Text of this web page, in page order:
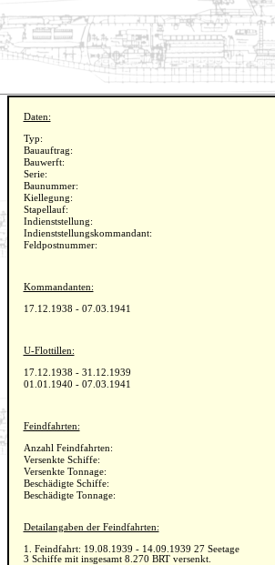
Daten:
Typ:
Bauauftrag:
Bauwerft:
Serie:
Baunummer:
Kiellegung:
Stapellauf:
Indienststellung:
Indienststellungskommandant:
Feldpostnummer:
Kommandanten:
17.12.1938 - 07.03.1941
U-Flottillen:
17.12.1938 - 31.12.1939
01.01.1940 - 07.03.1941
Feindfahrten:
Anzahl Feindfahrten:
Versenkte Schiffe:
Versenkte Tonnage:
Beschädigte Schiffe:
Beschädigte Tonnage:
Detailangaben der Feindfahrten:
1. Feindfahrt: 19.08.1939 - 14.09.1939 27 Seetage
3 Schiffe mit insgesamt 8.270 BRT versenkt.